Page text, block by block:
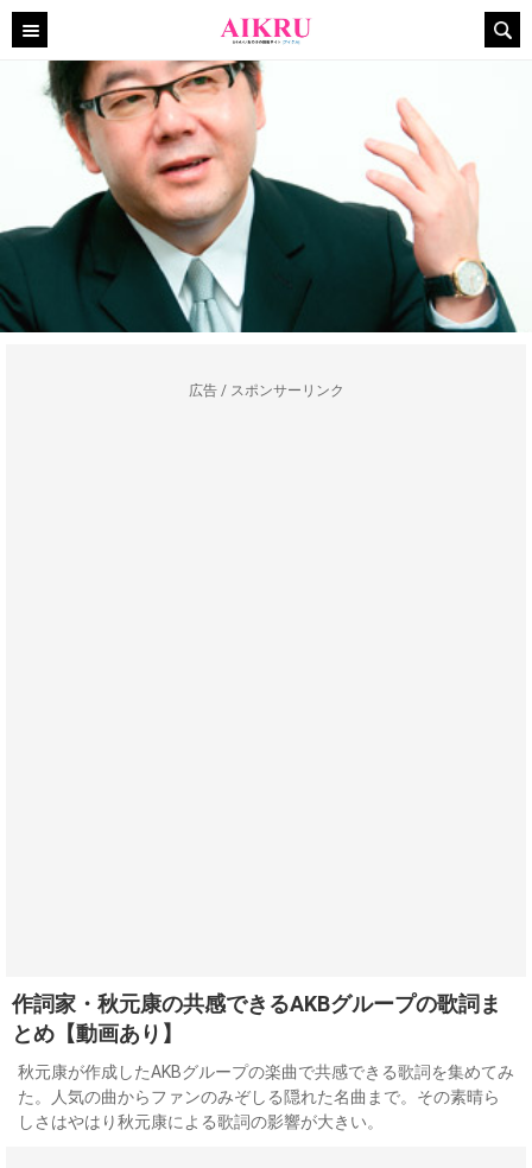
広告 / スポンサーリンク
作詞家・秋元康の共感できるAKBグループの歌詞ま
とめ【動画あり】
秋元康が作成したAKBグループの楽曲で共感できる歌詞を集めてみ
た。人気の曲からファンのみぞしる隠れた名曲まで。その素晴ら
しさはやはり秋元康による歌詞の影響が大きい。